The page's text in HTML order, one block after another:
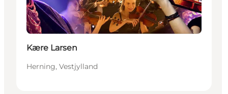
Kære Larsen
Herning, Vestjylland